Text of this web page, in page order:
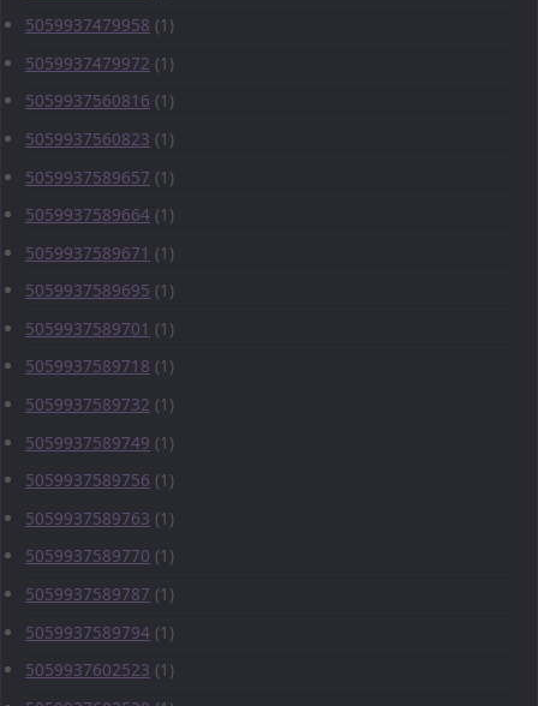
5059937479958 (1)
5059937479972 (1)
5059937560816 (1)
5059937560823 (1)
5059937589657 (1)
5059937589664 (1)
5059937589671 (1)
5059937589695 (1)
5059937589701 (1)
5059937589718 (1)
5059937589732 (1)
5059937589749 (1)
5059937589756 (1)
5059937589763 (1)
5059937589770 (1)
5059937589787 (1)
5059937589794 (1)
5059937602523 (1)